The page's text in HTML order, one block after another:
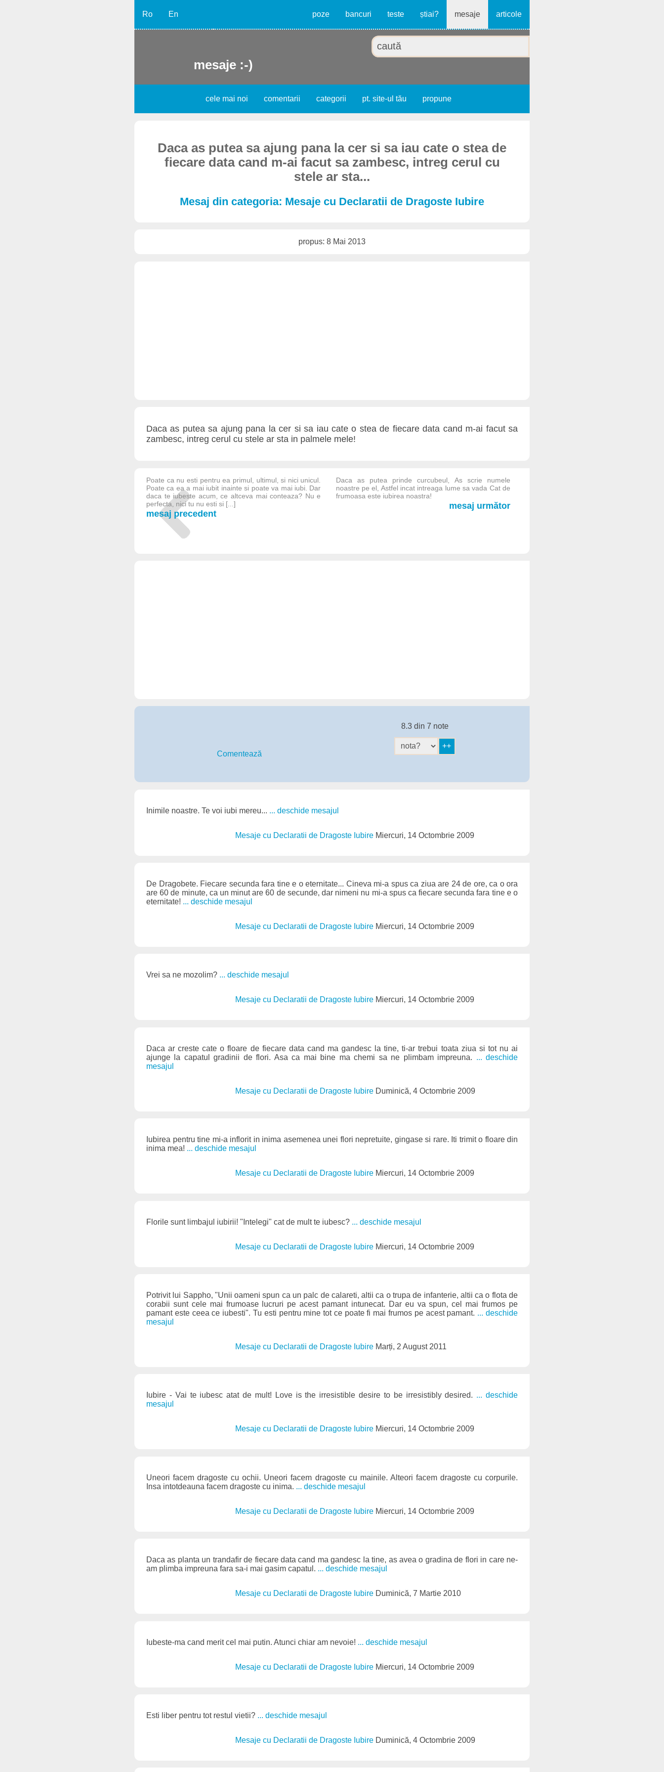
Ro En poze bancuri teste știai? mesaje articole
mesaje :-)
cele mai noi comentarii categorii pt. site-ul tău propune
Daca as putea sa ajung pana la cer si sa iau cate o stea de
fiecare data cand m-ai facut sa zambesc, intreg cerul cu
stele ar sta...
Mesaj din categoria: Mesaje cu Declaratii de Dragoste Iubire
propus: 8 Mai 2013
Daca as putea sa ajung pana la cer si sa iau cate o stea de fiecare data cand m-ai facut sa
zambesc, intreg cerul cu stele ar sta in palmele mele!
Poate ca nu esti pentru ea primul, ultimul, si nici unicul.
Poate ca ea a mai iubit inainte si poate va mai iubi. Dar
daca te iubeste acum, ce altceva mai conteaza? Nu e
perfecta, nici tu nu esti si [...]
mesaj precedent
Daca as putea prinde curcubeul, As scrie numele
noastre pe el, Astfel incat intreaga lume sa vada Cat de
frumoasa este iubirea noastra!
mesaj următor
Comentează
8.3 din 7 note
Inimile noastre. Te voi iubi mereu... ... deschide mesajul
Mesaje cu Declaratii de Dragoste Iubire Miercuri, 14 Octombrie 2009
De Dragobete. Fiecare secunda fara tine e o eternitate... Cineva mi-a spus ca ziua are 24 de ore, ca o ora
are 60 de minute, ca un minut are 60 de secunde, dar nimeni nu mi-a spus ca fiecare secunda fara tine e o
eternitate! ... deschide mesajul
Mesaje cu Declaratii de Dragoste Iubire Miercuri, 14 Octombrie 2009
Vrei sa ne mozolim? ... deschide mesajul
Mesaje cu Declaratii de Dragoste Iubire Miercuri, 14 Octombrie 2009
Daca ar creste cate o floare de fiecare data cand ma gandesc la tine, ti-ar trebui toata ziua si tot nu ai
ajunge la capatul gradinii de flori. Asa ca mai bine ma chemi sa ne plimbam impreuna. ... deschide
mesajul
Mesaje cu Declaratii de Dragoste Iubire Duminică, 4 Octombrie 2009
Iubirea pentru tine mi-a inflorit in inima asemenea unei flori nepretuite, gingase si rare. Iti trimit o floare din
inima mea! ... deschide mesajul
Mesaje cu Declaratii de Dragoste Iubire Miercuri, 14 Octombrie 2009
Florile sunt limbajul iubirii! "Intelegi" cat de mult te iubesc? ... deschide mesajul
Mesaje cu Declaratii de Dragoste Iubire Miercuri, 14 Octombrie 2009
Potrivit lui Sappho, "Unii oameni spun ca un palc de calareti, altii ca o trupa de infanterie, altii ca o flota de
corabii sunt cele mai frumoase lucruri pe acest pamant intunecat. Dar eu va spun, cel mai frumos pe
pamant este ceea ce iubesti". Tu esti pentru mine tot ce poate fi mai frumos pe acest pamant. ... deschide
mesajul
Mesaje cu Declaratii de Dragoste Iubire Marți, 2 August 2011
Iubire - Vai te iubesc atat de mult! Love is the irresistible desire to be irresistibly desired. ... deschide
mesajul
Mesaje cu Declaratii de Dragoste Iubire Miercuri, 14 Octombrie 2009
Uneori facem dragoste cu ochii. Uneori facem dragoste cu mainile. Alteori facem dragoste cu corpurile.
Insa intotdeauna facem dragoste cu inima. ... deschide mesajul
Mesaje cu Declaratii de Dragoste Iubire Miercuri, 14 Octombrie 2009
Daca as planta un trandafir de fiecare data cand ma gandesc la tine, as avea o gradina de flori in care ne-
am plimba impreuna fara sa-i mai gasim capatul. ... deschide mesajul
Mesaje cu Declaratii de Dragoste Iubire Duminică, 7 Martie 2010
Iubeste-ma cand merit cel mai putin. Atunci chiar am nevoie! ... deschide mesajul
Mesaje cu Declaratii de Dragoste Iubire Miercuri, 14 Octombrie 2009
Esti liber pentru tot restul vietii? ... deschide mesajul
Mesaje cu Declaratii de Dragoste Iubire Duminică, 4 Octombrie 2009